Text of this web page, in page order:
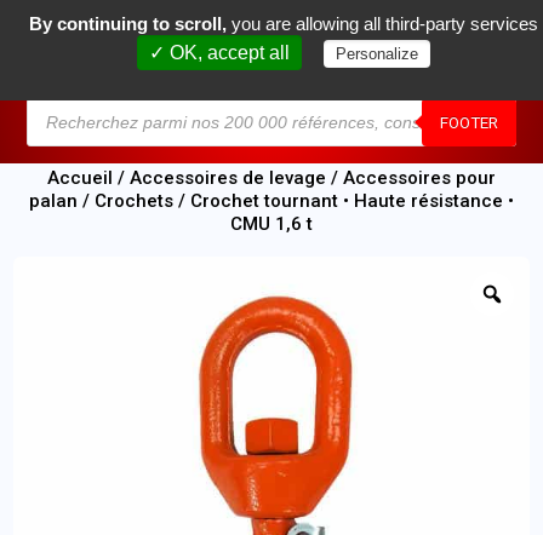
FOOTER
0
Accueil / Accessoires de levage / Accessoires pour
palan / Crochets / Crochet tournant • Haute résistance •
CMU 1,6 t
By continuing to scroll, you are allowing all third-party services
✓ OK, accept all
Personalize